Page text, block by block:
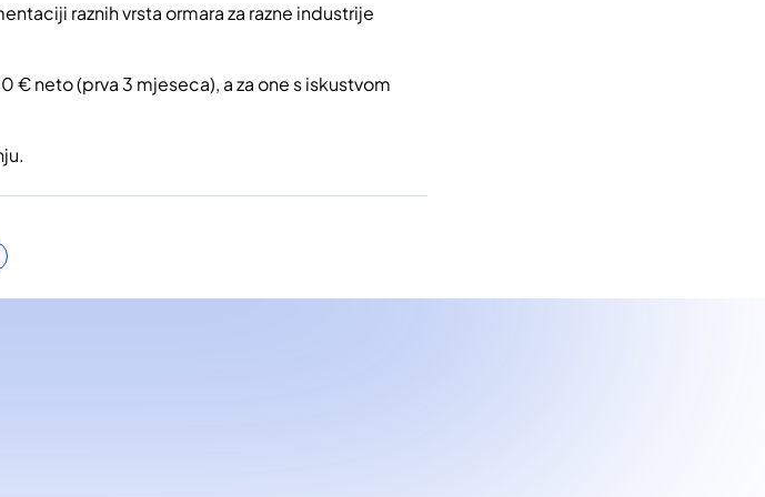
raznih vrsta ormara za razne industrije
neto (prva 3 mjeseca), a za one s iskustvom